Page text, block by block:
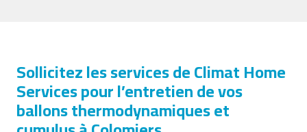
Sollicitez les services de Climat Home
Services pour l’entretien de vos
ballons thermodynamiques et